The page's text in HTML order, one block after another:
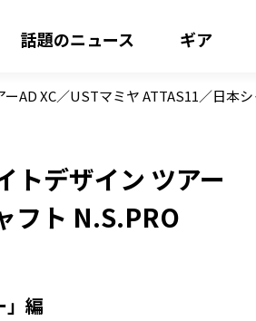
話題のニュース ギア
AD XC／USTマミヤ ATTAS11／日本
トデザイン ツアー
フト N.S.PRO
」編